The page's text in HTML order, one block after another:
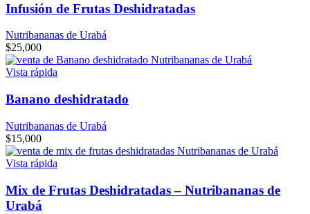
Infusión de Frutas Deshidratadas
Nutribananas de Urabá
$25,000
Vista rápida
Banano deshidratado
Nutribananas de Urabá
$15,000
Vista rápida
Mix de Frutas Deshidratadas – Nutribananas de
Urabá